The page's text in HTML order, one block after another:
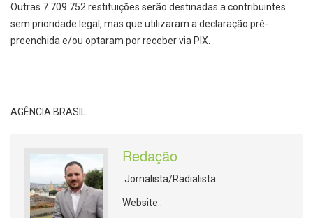
Outras 7.709.752 restituições serão destinadas a contribuintes
sem prioridade legal, mas que utilizaram a declaração pré-
preenchida e/ou optaram por receber via PIX.
AGÊNCIA BRASIL
Redação
Jornalista/Radialista
Website.: